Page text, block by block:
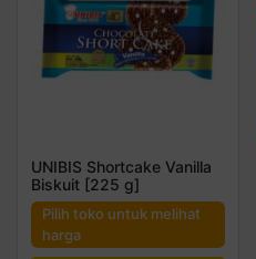
UNIBIS Shortcake Vanilla
Biskuit [225 g]
Pilih toko untuk melihat
harga